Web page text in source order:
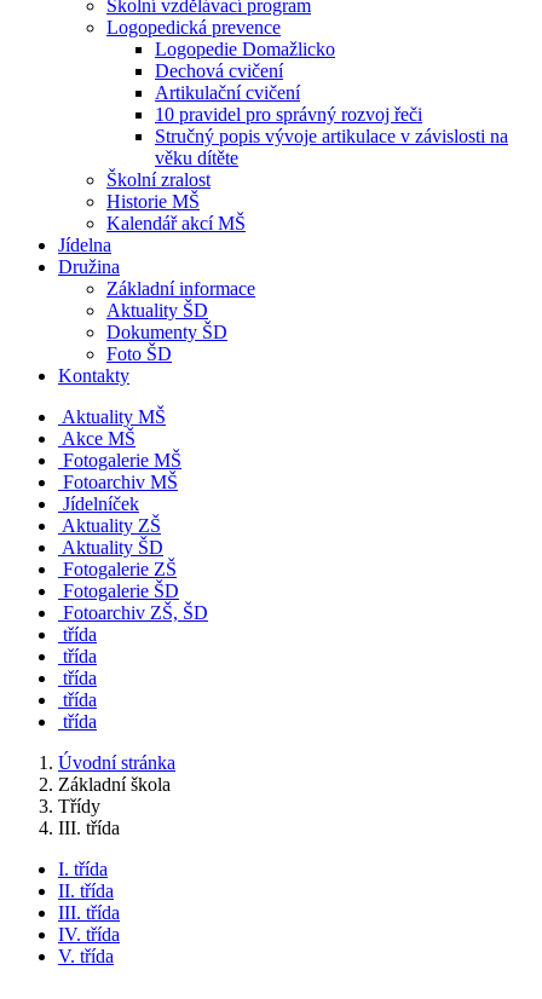
Školní vzdělávací program
Logopedická prevence
Logopedie Domažlicko
Dechová cvičení
Artikulační cvičení
10 pravidel pro správný rozvoj řeči
Stručný popis vývoje artikulace v závislosti na
věku dítěte
Školní zralost
Historie MŠ
Kalendář akcí MŠ
Jídelna
Družina
Základní informace
Aktuality ŠD
Dokumenty ŠD
Foto ŠD
Kontakty
Aktuality MŠ
Akce MŠ
Fotogalerie MŠ
Fotoarchiv MŠ
Jídelníček
Aktuality ZŠ
Aktuality ŠD
Fotogalerie ZŠ
Fotogalerie ŠD
Fotoarchiv ZŠ, ŠD
třída
třída
třída
třída
třída
Úvodní stránka
Základní škola
Třídy
III. třída
I. třída
II. třída
III. třída
IV. třída
V. třída